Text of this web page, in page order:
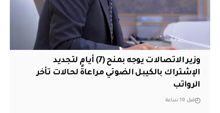
وزير الاتصالات يوجه بمنح (7) أيام لتجديد
الإشتراك بالكيبل الضوئي مراعاةً لحالات تأخر
الرواتب
قبل 19 ساعة